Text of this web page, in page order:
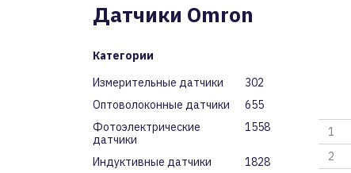
Датчики Omron
Категории
Измерительные датчики
302
Оптоволоконные датчики
655
Фотоэлектрические
датчики
1558
Индуктивные датчики
1828
1
2